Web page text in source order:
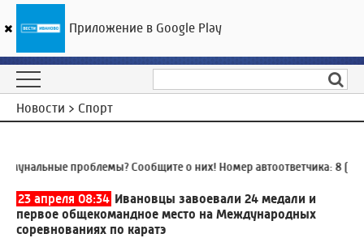
ГТРК «Ивтелерадио»
Новости > Спорт
проблемы? Сообщите о них! Номер автоответчика:8
23 апреля 08:34 Ивановцы завоевали 24 медали и
первое общекомандное место на Международных
соревнованиях по каратэ
Приложение в Google Play